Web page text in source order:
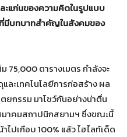
แก่นของความคิดในรูปแบบ
มีบทบาทสำคัญในสังคมของ
75,000 ตารางเมตร กำลังจะ
ะเทคโนโลยีการก่อสร้าง ผล
กรรม มาโชว์กันอย่างน่าตื่น
าคมสถาปนิกสยามฯ ซึ่งขณะนี้
ปเกือบ 100% แล้ว ไฮไลท์เด็ด